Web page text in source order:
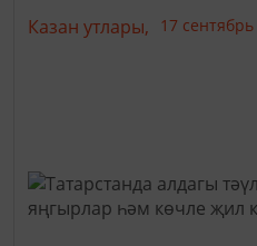
Казан утлары, 17